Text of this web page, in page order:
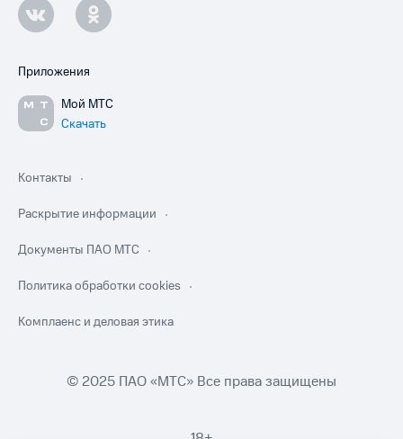
Приложения
Мой МТС
Скачать
Контакты
Раскрытие информации
Документы ПАО МТС
Политика обработки cookies
Комплаенс и деловая этика
© 2025 ПАО «МТС» Все права защищены